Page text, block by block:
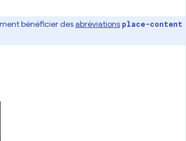
bénéficier desabréviations place-content